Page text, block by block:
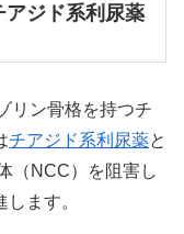
アジド系利尿薬
リン骨格を持つチ
チアジド系利尿薬と
（NCC）を阻害し
ます。